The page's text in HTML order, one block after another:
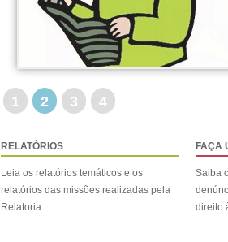
1 2 3 4
RELATÓRIOS
Leia os relatórios temáticos e os
relatórios das missões realizadas pela
Relatoria
FAÇA
Saiba
direito